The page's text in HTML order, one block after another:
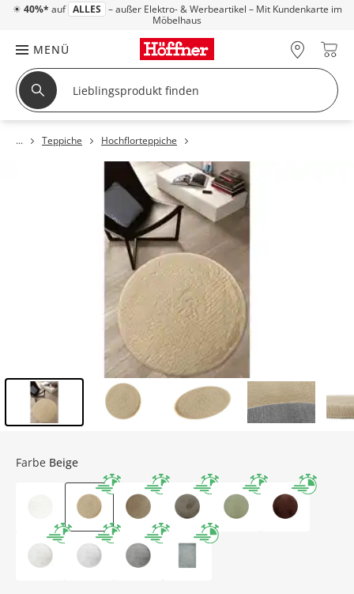
☀ 40%* auf ALLES – außer Elektro- & Werbeartikel – Mit Kundenkarte im
Möbelhaus
MENÜ
Teppiche Hochflorteppiche
Farbe Beige